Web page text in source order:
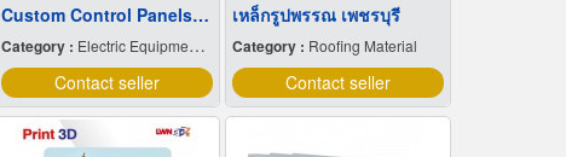
Custom Control Panels and MDB Panels in Pattaya
Category : Electric Equipment & Supplies-Wholesale & Manufacturers
Contact seller
เหล็กรูปพรรณ เพชรบุรี
Category : Roofing Material
Contact seller